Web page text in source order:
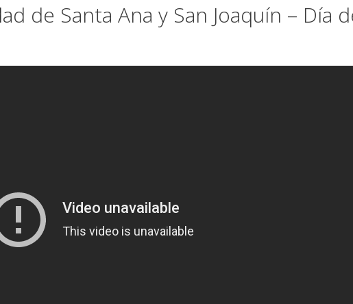
de Santa Ana y San Joaquín – Día